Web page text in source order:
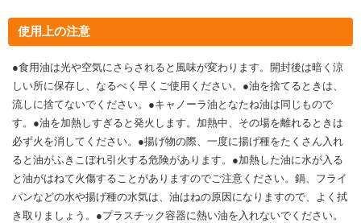
使用上の注意
●食用油は光や空気にさらされると風味が変わります。開封後は暗く涼
しい所に保存し、なるべく早くご使用ください。●油を捨てるときは、
流しに捨てないでください。●キャノーラ油となたね油は同じもので
す。●油を加熱しすぎると発火します。加熱中、その場を離れるときは
必ず火を消してください。●揚げ物の際、一度に揚げ種をたくさん入れ
ると油がふきこぼれ引火する危険があります。●加熱した油に水が入る
と油がはねて火傷することがありますのでご注意ください。鍋、フライ
パンなどの水や揚げ種の水気は、油はねの原因になりますので、よく拭
き取りましょう。●プラスチック容器に熱い油を入れないでください。